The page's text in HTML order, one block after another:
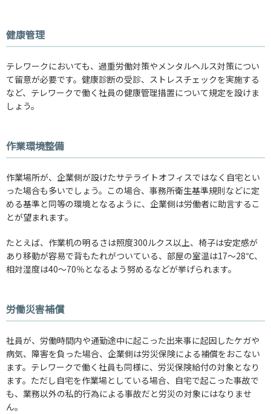
健康管理
テレワークにおいても、過重労働対策やメンタルヘルス対策につい
て留意が必要です。健康診断の受診、ストレスチェックを実施する
など、テレワークで働く社員の健康管理措置について規定を設けま
しょう。
作業環境整備
作業場所が、企業側が設けたサテライトオフィスではなく自宅とい
った場合も多いでしょう。この場合、事務所衛生基準規則などに定
める基準と同等の環境となるように、企業側は労働者に助言するこ
とが望まれます。
たとえば、作業机の明るさは照度300ルクス以上、椅子は安定感が
あり移動が容易で背もたれがついている、部屋の室温は17～28℃、
相対湿度は40～70％となるよう努めるなどが挙げられます。
労働災害補償
社員が、労働時間内や通勤途中に起こった出来事に起因したケガや
病気、障害を負った場合、企業側は労災保険による補償をおこない
ます。テレワークで働く社員も同様に、労災保険給付の対象となり
ます。ただし自宅を作業場としている場合、自宅で起こった事故で
も、業務以外の私的行為による事故だと労災の対象にはなりませ
ん。